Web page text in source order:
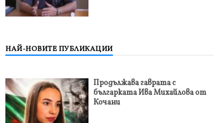
НАЙ-НОВИТЕ ПУБЛИКАЦИИ
Продължава гаврата с
българката Ива Михайлова от
Кочани